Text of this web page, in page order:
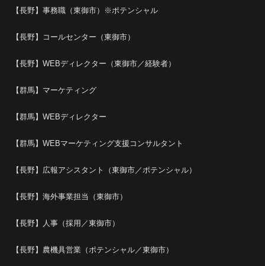
【長野】事務職（東御市）※ポテンシャル
【長野】コールセンター（東御市）
【長野】WEBディレクター（東御市／経験者）
【群馬】マーケティング
【群馬】WEBディレクター
【群馬】WEBマーケティング支援コンサルタント
【長野】広報アシスタント（東御市／ポテンシャル）
【長野】海外事業担当（東御市）
【長野】人事（採用／東御市）
【長野】農機具営業（ポテンシャル／東御市）